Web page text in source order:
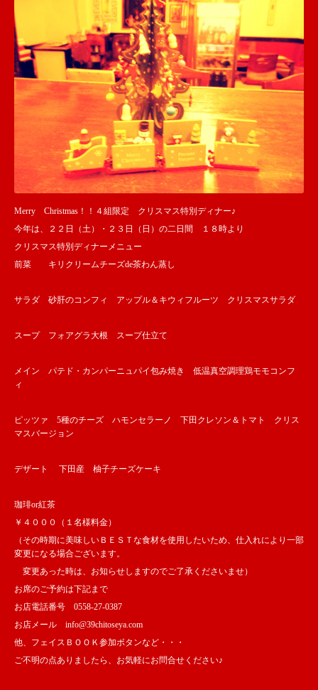
Merry Christmas！！４組限定 クリスマス特別ディナー♪
今年は、２２日（土）・２３日（日）の二日間 １８時より
クリスマス特別ディナーメニュー
前菜 キリクリームチーズde茶わん蒸し
サラダ 砂肝のコンフィ アップル＆キウィフルーツ クリスマスサラダ
スープ フォアグラ大根 スープ仕立て
メイン パテド・カンパーニュパイ包み焼き 低温真空調理鶏モモコンフ
ィ
ピッツァ 5種のチーズ ハモンセラーノ 下田クレソン＆トマト クリス
マスバージョン
デザート 下田産 柚子チーズケーキ
珈琲or紅茶
￥４０００（１名様料金）
（その時期に美味しいＢＥＳＴな食材を使用したいため、仕入れにより一部
変更になる場合ございます。
変更あった時は、お知らせしますのでご了承くださいませ）
お席のご予約は下記まで
お店電話番号 0558-27-0387
お店メール info@39chitoseya.com
他、フェイスＢＯＯＫ参加ボタンなど・・・
ご不明の点ありましたら、お気軽にお問合せください♪